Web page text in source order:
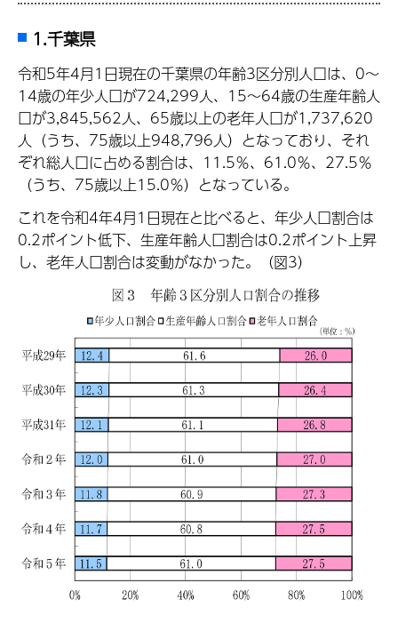
1.千葉県
令和5年4月1日現在の千葉県の年齢3区分別人口は、0～
14歳の年少人口が724,299人、15～64歳の生産年齢人
口が3,845,562人、65歳以上の老年人口が1,737,620
人（うち、75歳以上948,796人）となっており、それ
ぞれ総人口に占める割合は、11.5％、61.0％、27.5％
（うち、75歳以上15.0％）となっている。
これを令和4年4月1日現在と比べると、年少人口割合は
0.2ポイント低下、生産年齢人口割合は0.2ポイント上昇
し、老年人口割合は変動がなかった。（図3）